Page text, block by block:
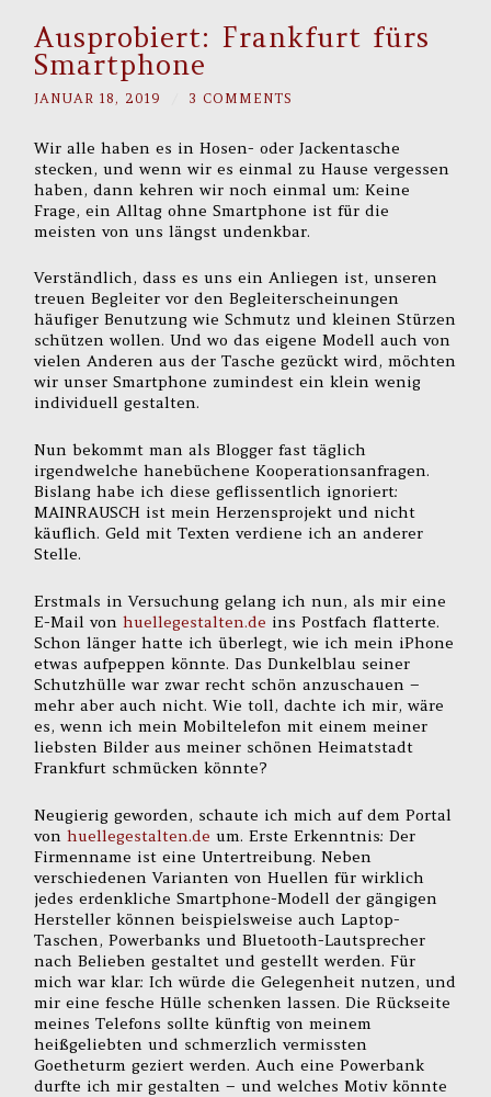
Ausprobiert: Frankfurt fürs
Smartphone
JANUAR 18, 2019 3 COMMENTS
Wir alle haben es in Hosen- oder Jackentasche
stecken, und wenn wir es einmal zu Hause vergessen
haben, dann kehren wir noch einmal um: Keine
Frage, ein Alltag ohne Smartphone ist für die
meisten von uns längst undenkbar.
Verständlich, dass es uns ein Anliegen ist, unseren
treuen Begleiter vor den Begleiterscheinungen
häufiger Benutzung wie Schmutz und kleinen Stürzen
schützen wollen. Und wo das eigene Modell auch von
vielen Anderen aus der Tasche gezückt wird, möchten
wir unser Smartphone zumindest ein klein wenig
individuell gestalten.
Nun bekommt man als Blogger fast täglich
irgendwelche hanebüchene Kooperationsanfragen.
Bislang habe ich diese geflissentlich ignoriert:
MAINRAUSCH ist mein Herzensprojekt und nicht
käuflich. Geld mit Texten verdiene ich an anderer
Stelle.
Erstmals in Versuchung gelang ich nun, als mir eine
E-Mail vonhuellegestalten.de ins Postfach flatterte.
Schon länger hatte ich überlegt, wie ich mein iPhone
etwas aufpeppen könnte. Das Dunkelblau seiner
Schutzhülle war zwar recht schön anzuschauen –
mehr aber auch nicht. Wie toll, dachte ich mir, wäre
es, wenn ich mein Mobiltelefon mit einem meiner
liebsten Bilder aus meiner schönen Heimatstadt
Frankfurt schmücken könnte?
Neugierig geworden, schaute ich mich auf dem Portal
vonhuellegestalten.de um. Erste Erkenntnis: Der
Firmenname ist eine Untertreibung. Neben
verschiedenen Varianten von Huellen für wirklich
jedes erdenkliche Smartphone-Modell der gängigen
Hersteller können beispielsweise auch Laptop-
Taschen, Powerbanks und Bluetooth-Lautsprecher
nach Belieben gestaltet und gestellt werden. Für
mich war klar: Ich würde die Gelegenheit nutzen, und
mir eine fesche Hülle schenken lassen. Die Rückseite
meines Telefons sollte künftig von meinem
heißgeliebten und schmerzlich vermissten
Goetheturm geziert werden. Auch eine Powerbank
durfte ich mir gestalten – und welches Motiv könnte